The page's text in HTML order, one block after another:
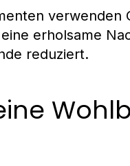
verwenden
erholsame
reduziert.